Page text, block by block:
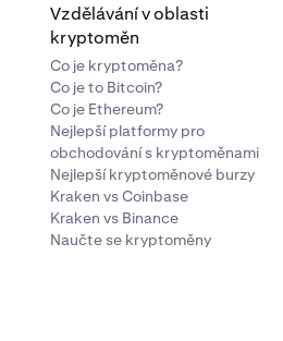
Vzdělávání v oblasti
kryptoměn
Co je kryptoměna?
Co je to Bitcoin?
Co je Ethereum?
Nejlepší platformy pro
obchodování s kryptoměnami
Nejlepší kryptoměnové burzy
Kraken vs Coinbase
Kraken vs Binance
Naučte se kryptoměny